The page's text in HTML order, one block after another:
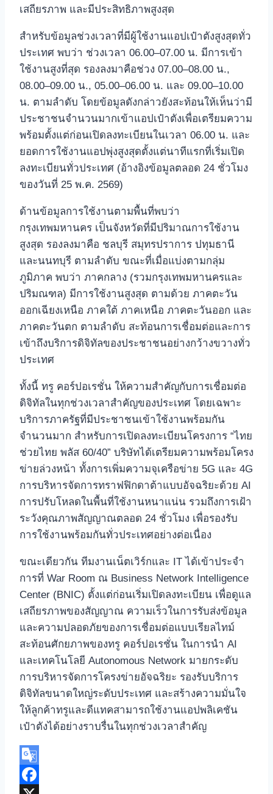
เสถียรภาพ และมีประสิทธิภาพสูงสุด
สำหรับข้อมูลช่วงเวลาที่มีผู้ใช้งานแอปเป๋าตังสูงสุดทั่ว
ประเทศ พบว่า ช่วงเวลา 06.00–07.00 น. มีการเข้า
ใช้งานสูงที่สุด รองลงมาคือช่วง 07.00–08.00 น.,
08.00–09.00 น., 05.00–06.00 น. และ 09.00–10.00
น. ตามลำดับ โดยข้อมูลดังกล่าวยังสะท้อนให้เห็นว่ามี
ประชาชนจำนวนมากเข้าแอปเป๋าตังเพื่อเตรียมความ
พร้อมตั้งแต่ก่อนเปิดลงทะเบียนในเวลา 06.00 น. และ
ยอดการใช้งานแอปพุ่งสูงสุดตั้งแต่นาทีแรกที่เริ่มเปิด
ลงทะเบียนทั่วประเทศ (อ้างอิงข้อมูลตลอด 24 ชั่วโมง
ของวันที่ 25 พ.ค. 2569)
ด้านข้อมูลการใช้งานตามพื้นที่พบว่า
กรุงเทพมหานคร เป็นจังหวัดที่มีปริมาณการใช้งาน
สูงสุด รองลงมาคือ ชลบุรี สมุทรปราการ ปทุมธานี
และนนทบุรี ตามลำดับ ขณะที่เมื่อแบ่งตามกลุ่ม
ภูมิภาค พบว่า ภาคกลาง (รวมกรุงเทพมหานครและ
ปริมณฑล) มีการใช้งานสูงสุด ตามด้วย ภาคตะวัน
ออกเฉียงเหนือ ภาคใต้ ภาคเหนือ ภาคตะวันออก และ
ภาคตะวันตก ตามลำดับ สะท้อนการเชื่อมต่อและการ
เข้าถึงบริการดิจิทัลของประชาชนอย่างกว้างขวางทั่ว
ประเทศ
ทั้งนี้ ทรู คอร์ปอเรชั่น ให้ความสำคัญกับการเชื่อมต่อ
ดิจิทัลในทุกช่วงเวลาสำคัญของประเทศ โดยเฉพาะ
บริการภาครัฐที่มีประชาชนเข้าใช้งานพร้อมกัน
จำนวนมาก สำหรับการเปิดลงทะเบียนโครงการ “ไทย
ช่วยไทย พลัส 60/40” บริษัทได้เตรียมความพร้อมโครง
ข่ายล่วงหน้า ทั้งการเพิ่มความจุเครือข่าย 5G และ 4G
การบริหารจัดการทราฟฟิกดาต้าแบบอัจฉริยะด้วย AI
การปรับโหลดในพื้นที่ใช้งานหนาแน่น รวมถึงการเฝ้า
ระวังคุณภาพสัญญาณตลอด 24 ชั่วโมง เพื่อรองรับ
การใช้งานพร้อมกันทั่วประเทศอย่างต่อเนื่อง
ขณะเดียวกัน ทีมงานเน็ตเวิร์กและ IT ได้เข้าประจำ
การที่ War Room ณ Business Network Intelligence
Center (BNIC) ตั้งแต่ก่อนเริ่มเปิดลงทะเบียน เพื่อดูแล
เสถียรภาพของสัญญาณ ความเร็วในการรับส่งข้อมูล
และความปลอดภัยของการเชื่อมต่อแบบเรียลไทม์
สะท้อนศักยภาพของทรู คอร์ปอเรชั่น ในการนำ AI
และเทคโนโลยี Autonomous Network มายกระดับ
การบริหารจัดการโครงข่ายอัจฉริยะ รองรับบริการ
ดิจิทัลขนาดใหญ่ระดับประเทศ และสร้างความมั่นใจ
ให้ลูกค้าทรูและดีแทคสามารถใช้งานแอปพลิเคชัน
เป๋าตังได้อย่างราบรื่นในทุกช่วงเวลาสำคัญ
Google